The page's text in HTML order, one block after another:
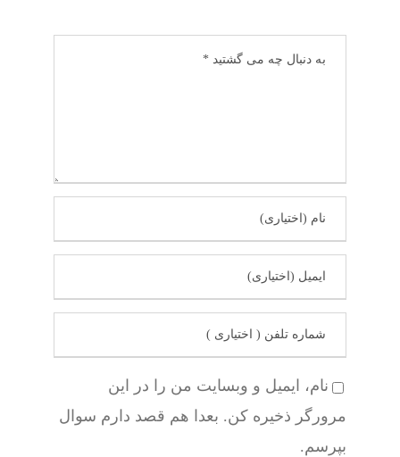
نام، ایمیل و وبسایت من را در این
مرورگر ذخیره کن. بعدا هم قصد دارم سوال
بپرسم.